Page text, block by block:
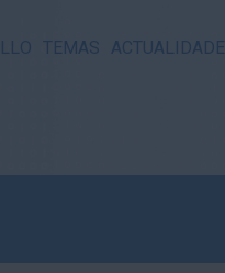
TEMAS ACTUALIDADE